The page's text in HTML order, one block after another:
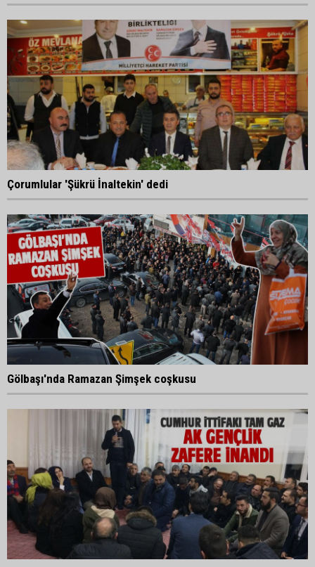
Çorumlular 'Şükrü İnaltekin' dedi
Gölbaşı'nda Ramazan Şimşek coşkusu